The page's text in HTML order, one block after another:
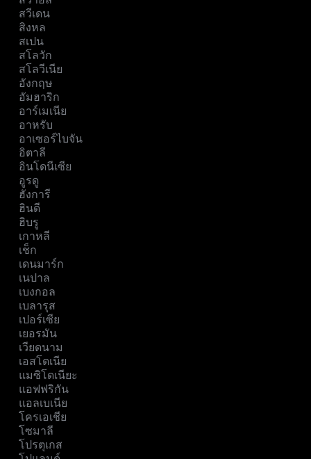
สวีเดน
สิงหล
สเปน
สโลวัก
สโลวีเนีย
อังกฤษ
อัมฮาริก
อาร์เมเนีย
อาหรับ
อาเซอร์ไบจัน
อิตาลี
อินโดนีเซีย
อูรดู
ฮังการี
ฮินดี
ฮิบรู
เกาหลี
เช็ก
เดนมาร์ก
เนปาล
เบงกอล
เบลารุส
เปอร์เซีย
เยอรมัน
เวียดนาม
เอสโตเนีย
แมซิโดเนียะ
แอฟฟริกัน
แอลเบเนีย
โครเอเชีย
โซมาลี
โปรตุเกส